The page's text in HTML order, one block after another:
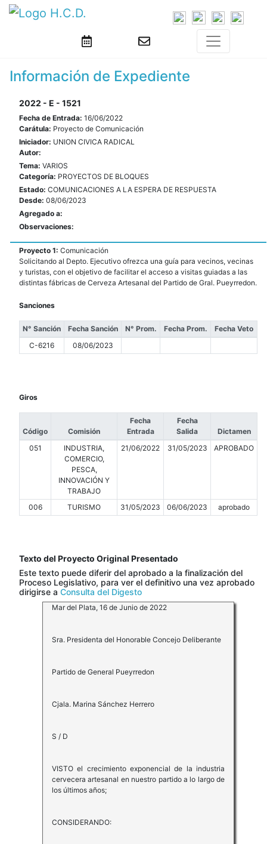
Información de Expediente
2022 - E - 1521
Fecha de Entrada: 16/06/2022
Carátula: Proyecto de Comunicación
Iniciador: UNION CIVICA RADICAL
Autor:
Tema: VARIOS
Categoría: PROYECTOS DE BLOQUES
Estado: COMUNICACIONES A LA ESPERA DE RESPUESTA
Desde: 08/06/2023
Agregado a:
Observaciones:
Proyecto 1: Comunicación
Solicitando al Depto. Ejecutivo ofrezca una guía para vecinos, vecinas
y turistas, con el objetivo de facilitar el acceso a visitas guiadas a las
distintas fábricas de Cerveza Artesanal del Partido de Gral. Pueyrredon.
Sanciones
N° Sanción Fecha Sanción N° Prom. Fecha Prom.
Fecha Veto
C-6216
08/06/2023
Giros
Código Comisión
Fecha
Entrada
Fecha
Salida
Dictamen
051
INDUSTRIA,
COMERCIO,
PESCA,
INNOVACIÓN Y
TRABAJO
21/06/2022 31/05/2023 APROBADO
006 TURISMO 31/05/2023 06/06/2023 aprobado
Texto del Proyecto Original Presentado
Este texto puede diferir del aprobado a la finalización del
Proceso Legislativo, para ver el definitivo una vez aprobado
dirigirse a Consulta del Digesto
Mar del Plata, 16 de Junio de 2022
Sra. Presidenta del Honorable Concejo Deliberante
Partido de General Pueyrredon
Cjala. Marina Sánchez Herrero
S / D
VISTO el crecimiento exponencial de la industria
cervecera artesanal en nuestro partido a lo largo de
los últimos años;
CONSIDERANDO: